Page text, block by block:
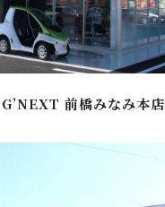
前橋みなみ本店